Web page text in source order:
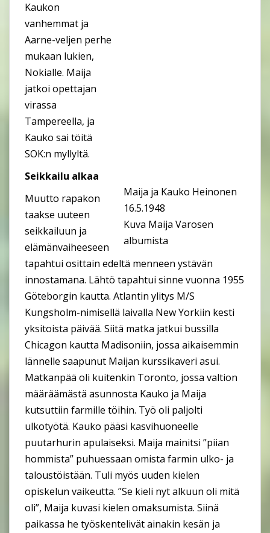
Maija ja Kauko Heinonen
16.5.1948
Kuva Maija Varosen
albumista
Kaukon
vanhemmat ja
Aarne-veljen perhe
mukaan lukien,
Nokialle. Maija
jatkoi opettajan
virassa
Tampereella, ja
Kauko sai töitä
SOK:n myllyltä.
Seikkailu alkaa
Muutto rapakon
taakse uuteen
seikkailuun ja
elämänvaiheeseen
tapahtui osittain edeltä menneen ystävän
innostamana. Lähtö tapahtui sinne vuonna 1955
Göteborgin kautta. Atlantin ylitys M/S
Kungsholm-nimisellä laivalla New Yorkiin kesti
yksitoista päivää. Siitä matka jatkui bussilla
Chicagon kautta Madisoniin, jossa aikaisemmin
lännelle saapunut Maijan kurssikaveri asui.
Matkanpää oli kuitenkin Toronto, jossa valtion
määräämästä asunnosta Kauko ja Maija
kutsuttiin farmille töihin. Työ oli paljolti
ulkotyötä. Kauko pääsi kasvihuoneelle
puutarhurin apulaiseksi. Maija mainitsi ”piian
hommista” puhuessaan omista farmin ulko- ja
taloustöistään. Tuli myös uuden kielen
opiskelun vaikeutta. ”Se kieli nyt alkuun oli mitä
oli”, Maija kuvasi kielen omaksumista. Siinä
paikassa he työskentelivät ainakin kesän ja